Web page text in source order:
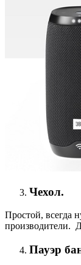
Чехол.
Простой, всегда
производители.
Пауэр